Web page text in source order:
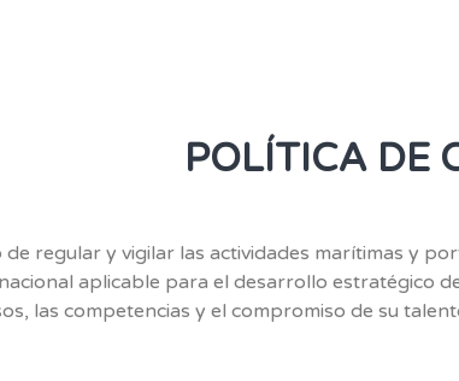
POLÍTICA DE
regular y vigilar las actividades marítimas y
aplicable para el desarrollo estratégico
las competencias y el compromiso de su